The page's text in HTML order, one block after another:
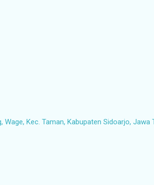
Wage, Kec. Taman, Kabupaten Sidoarjo, Jawa